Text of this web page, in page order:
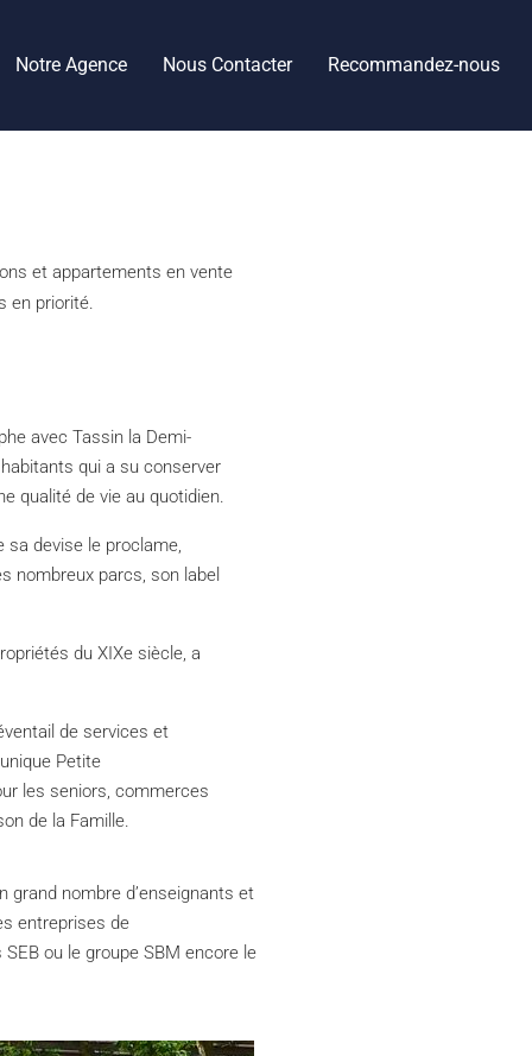
Notre Agence Nous Contacter Recommandez-nous
et appartements en vente
en priorité.
avec Tassin la Demi-
qui a su conserver
qualité de vie au quotidien.
sa devise le proclame,
nombreux parcs, son label
du XIXe siècle, a
de services et
Petite
les seniors, commerces
de la Famille.
grand nombre d’enseignants et
entreprises de
ou le groupe SBM encore le